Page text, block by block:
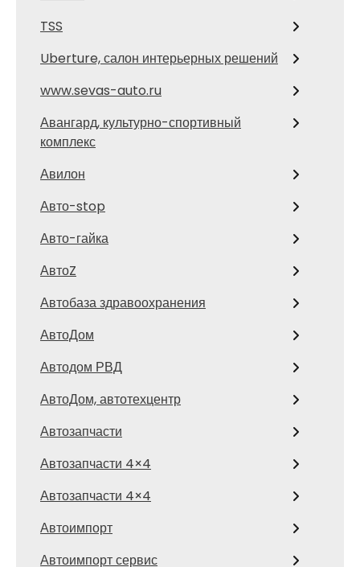
TSS
Uberture, салон интерьерных решений
www.sevas-auto.ru
Авангард, культурно-спортивный
комплекс
Авилон
Авто-stop
Авто-гайка
АвтоZ
Автобаза здравоохранения
АвтоДом
Автодом РВД
АвтоДом, автотехцентр
Автозапчасти
Автозапчасти 4×4
Автозапчасти 4×4
Автоимпорт
Автоимпорт сервис